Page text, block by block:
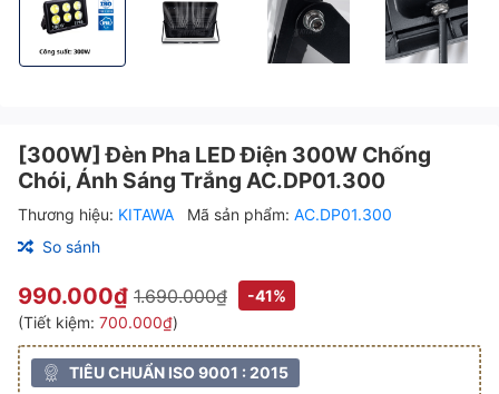
[300W] Đèn Pha LED Điện 300W Chống
Chói, Ánh Sáng Trắng AC.DP01.300
Thương hiệu: KITAWA Mã sản phẩm: AC.DP01.300
So sánh
990.000₫ 1.690.000₫
-41%
(Tiết kiệm: 700.000₫)
TIÊU CHUẨN ISO 9001 : 2015